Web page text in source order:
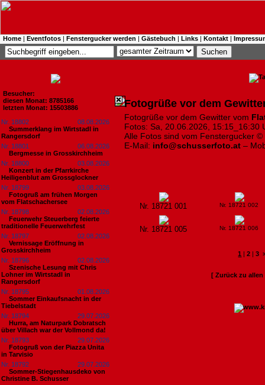
Home | Eventfotos | Fenstergucker werden | Gästebuch | Links | Kontakt |
Besucher:
diesen Monat: 8785166
letzten Monat: 15503886
Nr. 18802
08.08.2026
Summerklang im Wirtstadl in
Rangersdorf
Nr. 18801
06.08.2026
Bergmesse in Grosskirchheim
Nr. 18800
03.08.2026
Konzert in der Pfarrkirche
Heiligenblut am Grossglockner
Nr. 18799
03.08.2026
Fotogruß am frühen Morgen
vom Flatschachersee
Nr. 18798
02.08.2026
Feuerwehr Steuerberg feierte
traditionelle Feuerwehrfest
Nr. 18797
02.08.2026
Vernissage Eröffnung in
Grosskirchheim
Nr. 18796
02.08.2026
Szenische Lesung mit Chris
Lohner im Wirtstadl in
Rangersdorf
Nr. 18795
01.08.2026
Sommer Einkaufsnacht in der
Tiebelstadt
Nr. 18794
29.07.2026
Hurra, am Naturpark Dobratsch
über Villach war der Vollmond da!
Nr. 18793
29.07.2026
Fotogruß von der Piazza Unita
in Tarvisio
Nr. 18792
29.07.2026
Sommer-Stiegenhausdeko von
Christine B. Schusser
Fotogrüße vor dem
Fotogrüße vor dem Gewitter vom
Fotos: Sa, 20.06.2026, 15:15_16:30
Alle Fotos sind vom Fenstergucker ©
E-Mail: info@schusserfoto.at –
Nr. 18721 001 Nr. 18721 002
Nr. 18721 005 Nr. 18721 006
1 |2 |3
[ Zurück zu